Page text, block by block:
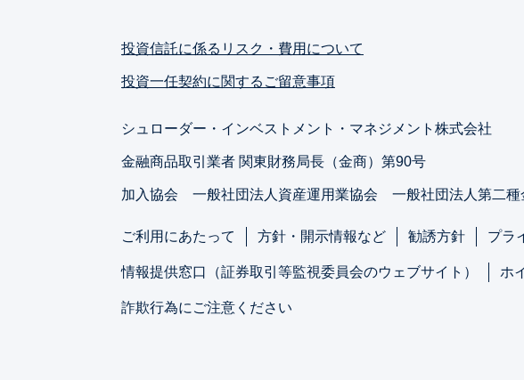
投資信託に係るリスク・費用について
投資一任契約に関するご留意事項
シュローダー・インベストメント・マネジメント株式会社
金融商品取引業者 関東財務局長（金商）第90号
加入協会 一般社団法人資産運用業協会 一般社団法人第二種
ご利用にあたって 方針・開示情報など 勧誘方針 プラ
情報提供窓口（証券取引等監視委員会のウェブサイト） ホ
詐欺行為にご注意ください